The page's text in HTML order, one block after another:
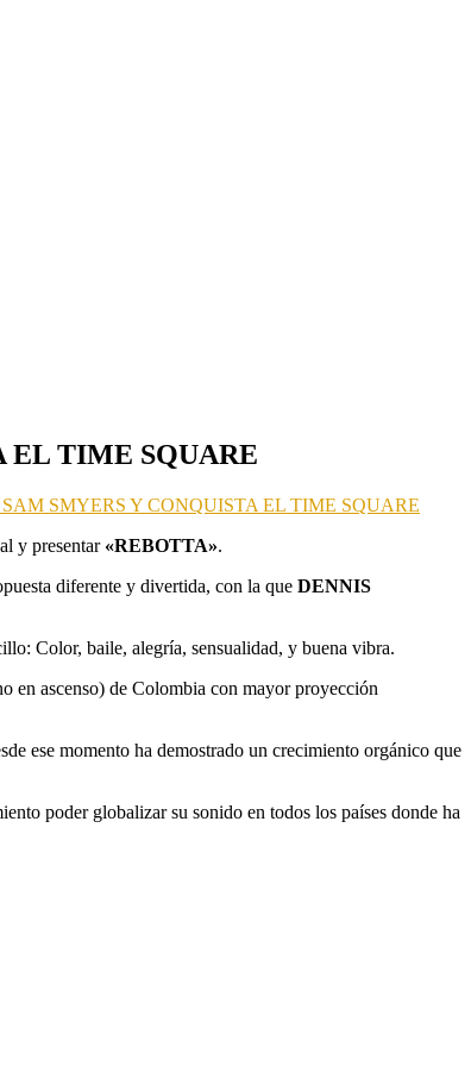
EL TIME SQUARE
SMYERS Y CONQUISTA EL TIME SQUARE
y presentar«REBOTTA».
diferente y divertida, con la que DENNIS
Color, baile, alegría, sensualidad, y buena vibra.
en ascenso) de Colombia con mayor proyección
ese momento ha demostrado un crecimiento orgánico que
poder globalizar su sonido en todos los países donde ha